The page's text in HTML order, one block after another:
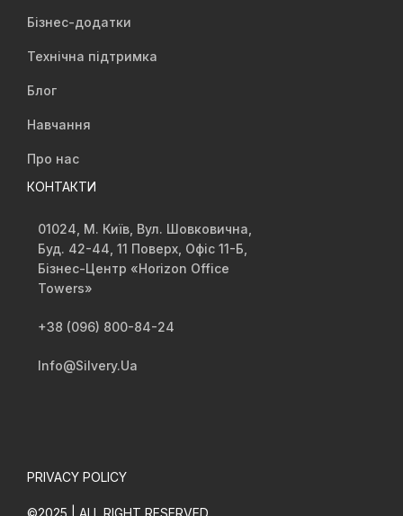
Бізнес-додатки
Технічна підтримка
Блог
Навчання
Про нас
КОНТАКТИ
01024, М. Київ, Вул. Шовковична,
Буд. 42-44, 11 Поверх, Офіс 11-Б,
Бізнес-Центр «Horizon Office
Towers»
+38 (096) 800-84-24
Info@silvery.ua
PRIVACY POLICY
©2025 | ALL RIGHT RESERVED